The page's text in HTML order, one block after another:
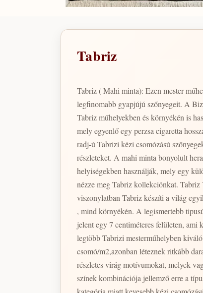
Tabriz
Tabriz ( Mahi minta): Ezen mester
legfinomabb gyapjújú szőnyegeit. A
Tabriz műhelyekben és környékén is
mely egyenlő egy perzsa cigaretta
radj-ú Tabrizi kézi csomózású
részleteket. A mahi minta bonyolult
helyiségekben használják, mely egy
nézze meg Tabriz kollekciónkat. Tabriz Virag Tabriz( Virág motívum): Ezen mester műhely szövői a legmegbízhatóbbak és a legképzettebbek egész Iránban. Piaci
viszonylatban Tabriz készíti a világ
, mind környékén. A legismertebb
jelent egy 7 centiméteres felületen,
legtöbb Tabrizi mesterműhelyben
csomó/m2,azonban léteznek ritkább
részletes virág motívumokat, melyek
színek kombinációja jellemző erre a